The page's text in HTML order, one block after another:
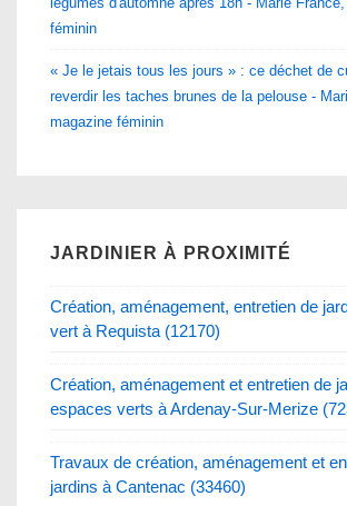
féminin
« Je le jetais tous les jours » : ce déchet de
reverdir les taches brunes de la pelouse -
magazine féminin
JARDINIER À PROXIMITÉ
Création, aménagement, entretien de
vert à Requista (12170)
Création, aménagement et entretien de
espaces verts à Ardenay-Sur-Merize
Travaux de création, aménagement et
jardins à Cantenac (33460)